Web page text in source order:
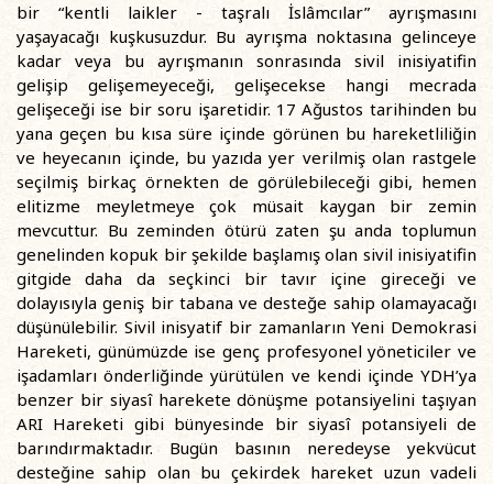
bir “kentli laikler - taşralı İslâmcılar” ayrışmasını
yaşayacağı kuşkusuzdur. Bu ayrışma noktasına gelinceye
kadar veya bu ayrışmanın sonrasında sivil inisiyatifin
gelişip gelişemeyeceği, gelişecekse hangi mecrada
gelişeceği ise bir soru işaretidir. 17 Ağustos tarihinden bu
yana geçen bu kısa süre içinde görünen bu hareketliliğin
ve heyecanın içinde, bu yazıda yer verilmiş olan rastgele
seçilmiş birkaç örnekten de görülebileceği gibi, hemen
elitizme meyletmeye çok müsait kaygan bir zemin
mevcuttur. Bu zeminden ötürü zaten şu anda toplumun
genelinden kopuk bir şekilde başlamış olan sivil inisiyatifin
gitgide daha da seçkinci bir tavır içine gireceği ve
dolayısıyla geniş bir tabana ve desteğe sahip olamayacağı
düşünülebilir. Sivil inisyatif bir zamanların Yeni Demokrasi
Hareketi, günümüzde ise genç profesyonel yöneticiler ve
işadamları önderliğinde yürütülen ve kendi içinde YDH’ya
benzer bir siyasî harekete dönüşme potansiyelini taşıyan
ARI Hareketi gibi bünyesinde bir siyasî potansiyeli de
barındırmaktadır. Bugün basının neredeyse yekvücut
desteğine sahip olan bu çekirdek hareket uzun vadeli